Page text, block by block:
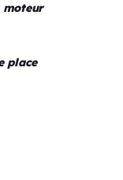
moteur
place